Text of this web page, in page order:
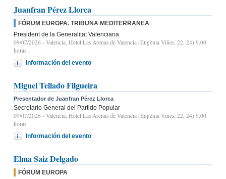
Juanfran Pérez Llorca
FÓRUM EUROPA. TRIBUNA MEDITERRANEA
President de la Generalitat Valenciana
09/07/2026 - Valencia, Hotel Las Arenas de Valencia (Eugènia Viñes, 22, 24) 9.00
horas
Información del evento
Miguel Tellado Filgueira
Presentador de Juanfran Pérez Llorca
Secretario General del Partido Popular
09/07/2026 - Valencia, Hotel Las Arenas de Valencia (Eugènia Viñes, 22, 24) 9.00
horas
Información del evento
Elma Saiz Delgado
FÓRUM EUROPA